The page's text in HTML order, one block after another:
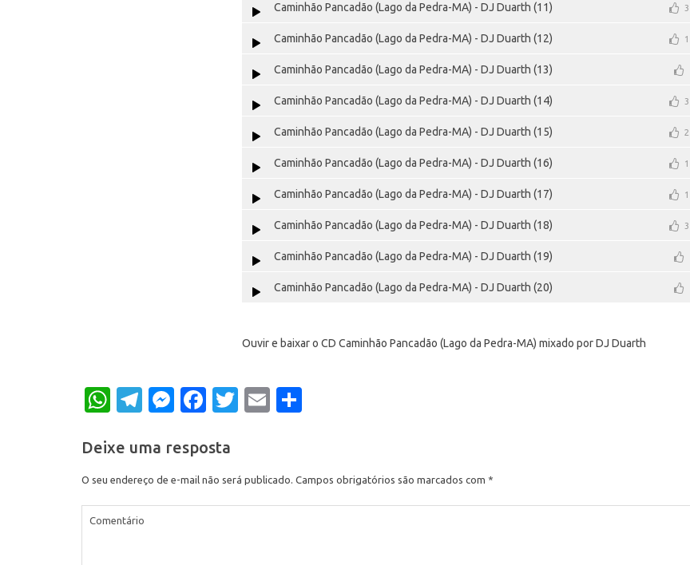
Caminhão Pancadão (Lago da Pedra-MA) - DJ Duarth (11) 3
Caminhão Pancadão (Lago da Pedra-MA) - DJ Duarth (12) 1
Caminhão Pancadão (Lago da Pedra-MA) - DJ Duarth (13)
Caminhão Pancadão (Lago da Pedra-MA) - DJ Duarth (14) 3
Caminhão Pancadão (Lago da Pedra-MA) - DJ Duarth (15) 2
Caminhão Pancadão (Lago da Pedra-MA) - DJ Duarth (16) 1
Caminhão Pancadão (Lago da Pedra-MA) - DJ Duarth (17) 1
Caminhão Pancadão (Lago da Pedra-MA) - DJ Duarth (18) 3
Caminhão Pancadão (Lago da Pedra-MA) - DJ Duarth (19)
Caminhão Pancadão (Lago da Pedra-MA) - DJ Duarth (20)
Ouvir e baixar o CD Caminhão Pancadão (Lago da Pedra-MA) mixado por DJ Duarth
WhatsApp
Telegram
Messenger
Facebook
Twitter
Email
Deixe uma resposta
O seu endereço de e-mail não será publicado. Campos obrigatórios são marcados com *
Comentário